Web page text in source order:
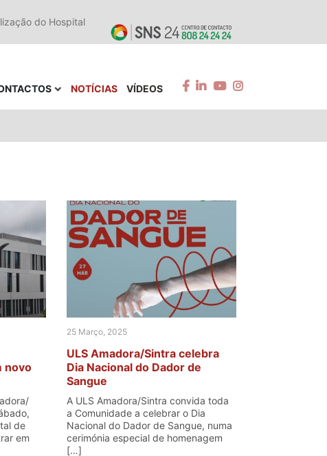
do Hospital
NOTÍCIAS VÍDEOS
novo
de
em
25 Março, 2025
ULS Amadora/Sintra celebra
Dia Nacional do Dador de
Sangue
A ULS Amadora/Sintra convida toda
a Comunidade a celebrar o Dia
Nacional do Dador de Sangue, numa
cerimónia especial de homenagem
[…]